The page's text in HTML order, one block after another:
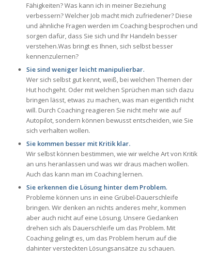
Fähigkeiten? Was kann ich in meiner Beziehung
verbessern? Welcher Job macht mich zufriedener? Diese
und ähnliche Fragen werden im Coaching besprochen und
sorgen dafür, dass Sie sich und Ihr Handeln besser
verstehen.Was bringt es Ihnen, sich selbst besser
kennenzulernen?
Sie sind weniger leicht manipulierbar.
Wer sich selbst gut kennt, weiß, bei welchen Themen der
Hut hochgeht. Oder mit welchen Sprüchen man sich dazu
bringen lässt, etwas zu machen, was man eigentlich nicht
will. Durch Coaching reagieren Sie nicht mehr wie auf
Autopilot, sondern können bewusst entscheiden, wie Sie
sich verhalten wollen.
Sie kommen besser mit Kritik klar.
Wir selbst können bestimmen, wie wir welche Art von Kritik
an uns heranlassen und was wir draus machen wollen.
Auch das kann man im Coaching lernen.
Sie erkennen die Lösung hinter dem Problem.
Probleme können uns in eine Grübel-Dauerschleife
bringen. Wir denken an nichts anderes mehr, kommen
aber auch nicht auf eine Lösung. Unsere Gedanken
drehen sich als Dauerschleife um das Problem. Mit
Coaching gelingt es, um das Problem herum auf die
dahinter versteckten Lösungsansätze zu schauen.